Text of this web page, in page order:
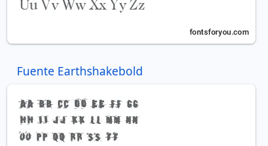
Fuente Earthshakebold